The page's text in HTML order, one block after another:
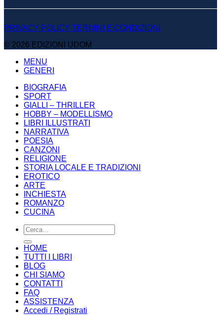
PRIVACY POLICY TERMINI E CONDIZIONI
© 2026 EDIZIONI UDOM
MENU
GENERI
BIOGRAFIA
SPORT
GIALLI – THRILLER
HOBBY – MODELLISMO
LIBRI ILLUSTRATI
NARRATIVA
POESIA
CANZONI
RELIGIONE
STORIA LOCALE E TRADIZIONI
EROTICO
ARTE
INCHIESTA
ROMANZO
CUCINA
Cerca:
HOME
TUTTI I LIBRI
BLOG
CHI SIAMO
CONTATTI
FAQ
ASSISTENZA
Accedi / Registrati